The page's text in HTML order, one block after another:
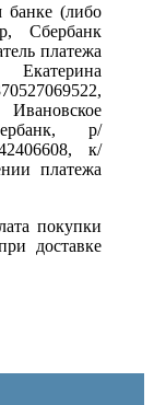
(либо
Сбербанк
платежа
р/
к/
платежа
покупки
доставке